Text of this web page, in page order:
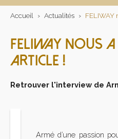
Accueil › Actualités › FELIWAY
FELIWAY NOUS
ARTICLE !
Retrouver l'interview de
Armé d’une passion